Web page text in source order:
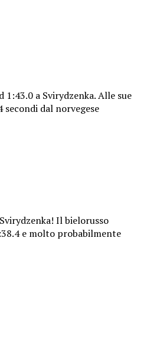
1:43.0 a Svirydzenka. Alle sue
secondi dal norvegese
Il bielorusso
e molto probabilmente